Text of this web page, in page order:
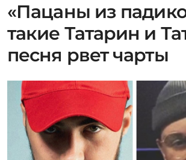
«Пацаны из
такие Татарин и
песня рвет чарты